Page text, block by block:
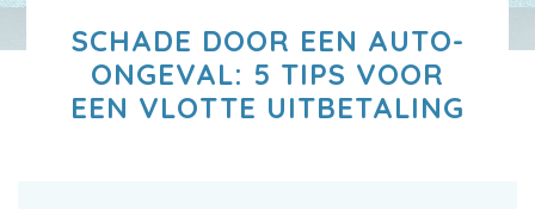
SCHADE DOOR EEN AUTO-
ONGEVAL: 5 TIPS VOOR
EEN VLOTTE UITBETALING